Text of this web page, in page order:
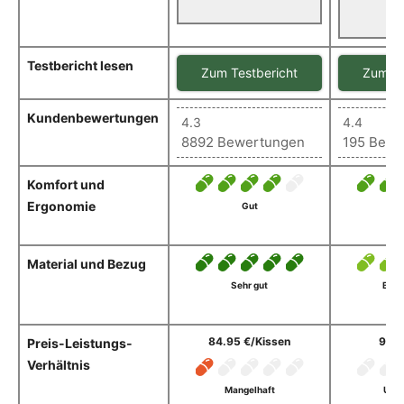
Testbericht lesen Zum Testbericht Zum
Kundenbewertungen 4.3
8892 Bewertungen
4.4
195
Komfort und
Ergonomie
Gut
Material und Bezug
Sehr gut
Preis-Leistungs-
Verhältnis
84.95 €/Kissen
Mangelhaft
98